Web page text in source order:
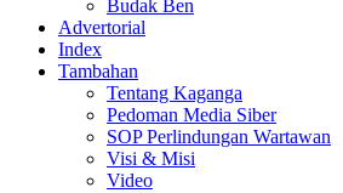
Budak Ben
Advertorial
Index
Tambahan
Tentang Kaganga
Pedoman Media Siber
SOP Perlindungan Wartawan
Visi & Misi
Video